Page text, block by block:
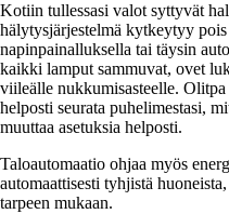
Kotiin tullessasi valot syttyvät
hälytysjärjestelmä kytkeytyy
napinpainalluksella tai täysin
kaikki lamput sammuvat, ovet
viileälle nukkumisasteelle.
helposti seurata puhelimestasi,
muuttaa asetuksia helposti.
Taloautomaatio ohjaa myös
automaattisesti tyhjistä
tarpeen mukaan.